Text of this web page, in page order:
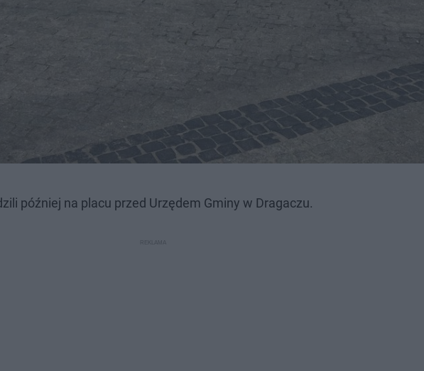
później na placu przed Urzędem Gminy w Dragaczu.